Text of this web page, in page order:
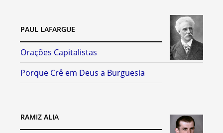
PAUL LAFARGUE
Orações Capitalistas
Porque Crê em Deus a Burguesia
RAMIZ ALIA